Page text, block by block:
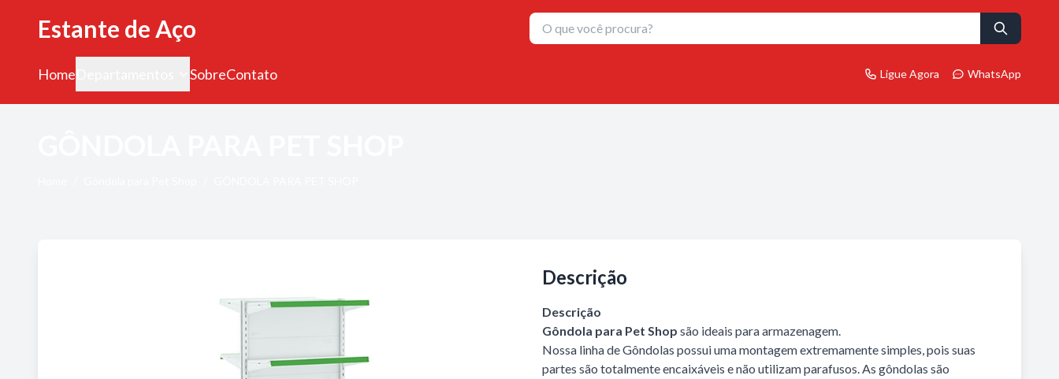
Estante de Aço
Home SobreContato Ligue Agora WhatsApp
Descrição
Descrição
Gôndola para Pet Shop são ideais para armazenagem.
Nossa linha de Gôndolas possui uma montagem extremamente simples, pois suas
partes são totalmente encaixáveis e não utilizam parafusos. As gôndolas são